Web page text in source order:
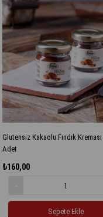
Glutensiz Kakaolu Fındık
Adet
₺160,00
Sepete Ekle